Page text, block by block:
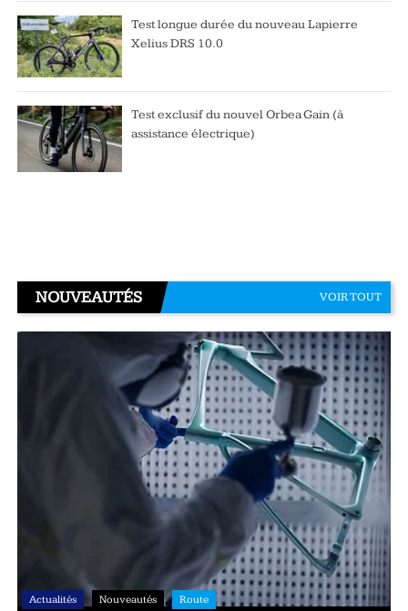
Test longue durée du nouveau Lapierre
Xelius DRS 10.0
Test exclusif du nouvel Orbea Gain (à
assistance électrique)
NOUVEAUTÉS VOIR TOUT
Actualités Nouveautés Route